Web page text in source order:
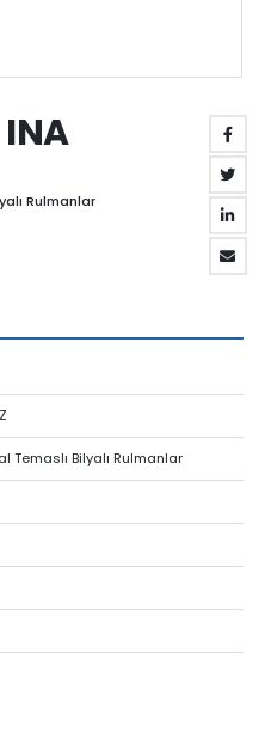
Rulmanlar
Temaslı Bilyalı Rulmanlar